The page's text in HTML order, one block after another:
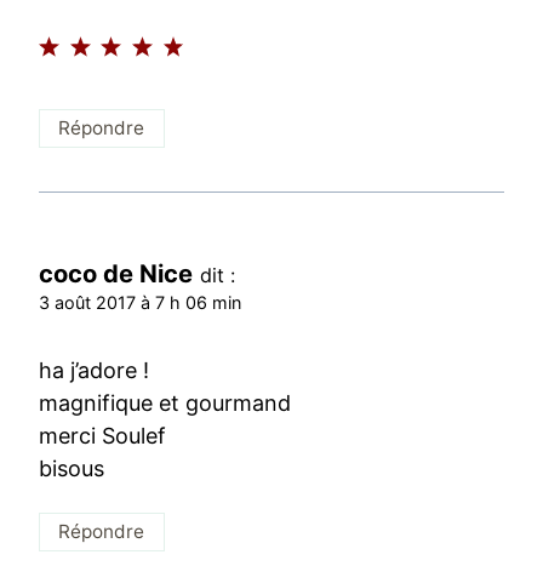
Répondre
coco de Nice dit :
3 août 2017 à 7 h 06 min
ha j’adore !
magnifique et gourmand
merci Soulef
bisous
Répondre